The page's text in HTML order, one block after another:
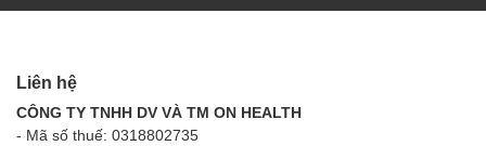
Lưu ý: Sản phẩm này không phải là thuốc, không có tác dụng
thay thế thuốc chữa bệnh.
Liên hệ
CÔNG TY TNHH DV VÀ TM ON HEALTH
- Mã số thuế: 0318802735